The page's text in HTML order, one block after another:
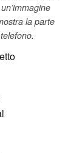
la parte